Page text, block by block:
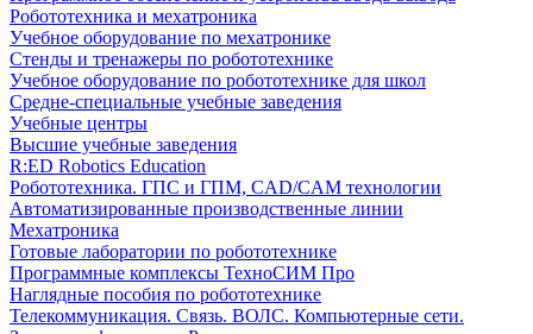
Робототехника и мехатроника
Учебное оборудование по мехатронике
Стенды и тренажеры по робототехнике
Учебное оборудование по робототехнике для школ
Средне-специальные учебные заведения
Учебные центры
Высшие учебные заведения
R:ED Robotics Education
Робототехника. ГПС и ГПМ, CAD/CAM технологии
Автоматизированные производственные линии
Мехатроника
Готовые лаборатории по робототехнике
Программные комплексы ТехноСИМ Про
Наглядные пособия по робототехнике
Телекоммуникация. Связь. ВОЛС. Компьютерные сети.